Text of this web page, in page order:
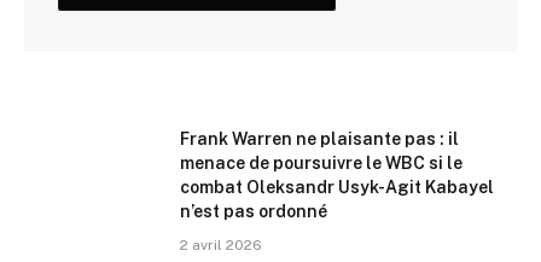
Frank Warren ne plaisante pas : il
menace de poursuivre le WBC si le
combat Oleksandr Usyk-Agit Kabayel
n’est pas ordonné
2 avril 2026